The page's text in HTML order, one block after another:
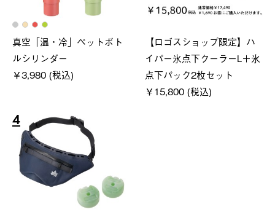
真空「温・冷」ペットボト
ルシリンダー
￥3,980 (税込)
【ロゴスショップ限定】ハ
イパー氷点下クーラーL＋氷
点下パック2枚セット
￥15,800 (税込)
4